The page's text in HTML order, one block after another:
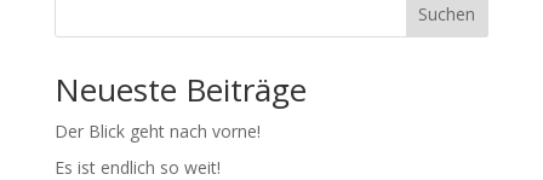
Suchen
Neueste Beiträge
Der Blick geht nach vorne!
Es ist endlich so weit!